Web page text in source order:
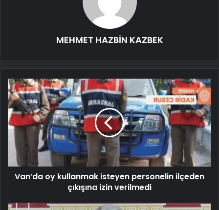
MEHMET HAZBİN KAZBEK
Van’da oy kullanmak isteyen personelin ilçeden
çıkışına izin verilmedi